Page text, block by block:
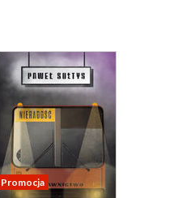
Promocja